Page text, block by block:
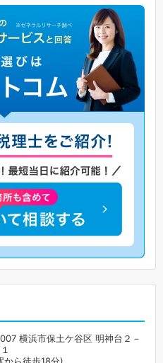
横浜市保土ケ谷区 明神台２－